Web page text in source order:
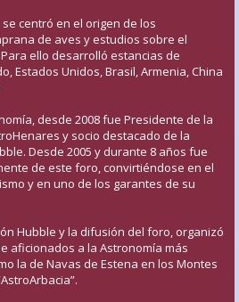
centró en el origen de los
de aves y estudios sobre el
ello desarrolló estancias de
Estados Unidos, Brasil, Armenia, China
desde 2008 fue Presidente de la
y socio destacado de la
Desde 2005 y durante 8 años fue
de este foro, convirtiéndose en el
y en uno de los garantes de su
Hubble y la difusión del foro, organizó
aficionados a la Astronomía más
la de Navas de Estena en los Montes